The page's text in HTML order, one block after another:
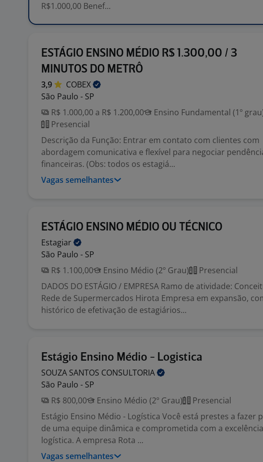
R$1.000,00 Benef...
ESTÁGIO ENSINO MÉDIO R$ 1.300,00 / 3
MINUTOS DO METRÔ
3,9
COBEX
São Paulo - SP
R$ 1.000,00 a R$ 1.200,00
Ensino Fundamental (1º
Presencial
Descrição da Função: Entrar em contato com clientes com
abordagem comunicativa e flexível para negociar
financeiras. (Obs: todos os estagiá...
Vagas semelhantes
ESTÁGIO ENSINO MÉDIO OU TÉCNICO
Estagiar
São Paulo - SP
R$ 1.100,00
Ensino Médio (2º Grau)
Presencial
DADOS DO ESTÁGIO / EMPRESA Ramo de atividade:
Rede de Supermercados Hirota Empresa em expansão,
histórico de efetivação de estagiários...
Estágio Ensino Médio - Logistica
SOUZA SANTOS CONSULTORIA
São Paulo - SP
R$ 800,00
Ensino Médio (2º Grau)
Presencial
Estágio Ensino Médio - Logística Você está prestes a fazer
de uma equipe dinâmica e comprometida com a
logística. A empresa Rota ...
Vagas semelhantes